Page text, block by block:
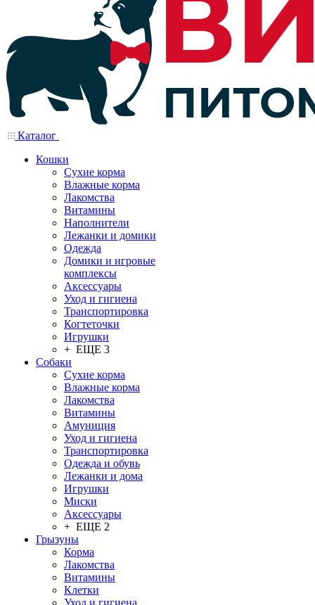
Каталог
Кошки
Сухие корма
Влажные корма
Лакомства
Витамины
Наполнители
Лежанки и домики
Одежда
Домики и игровые
комплексы
Аксессуары
Уход и гигиена
Транспортировка
Когтеточки
Игрушки
+ ЕЩЕ 3
Собаки
Сухие корма
Влажные корма
Лакомства
Витамины
Амуниция
Уход и гигиена
Транспортировка
Одежда и обувь
Лежанки и дома
Игрушки
Миски
Аксессуары
+ ЕЩЕ 2
Грызуны
Корма
Лакомства
Витамины
Клетки
Уход и гигиена